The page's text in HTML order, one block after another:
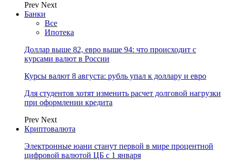
Prev Next
Банки
Все
Ипотека
Доллар выше 82, евро выше 94: что происходит с
курсами валют в России
Курсы валют 8 августа: рубль упал к доллару и евро
Для студентов хотят изменить расчет долговой нагрузки
при оформлении кредита
Prev Next
Криптовалюта
Электронные юани станут первой в мире процентной
цифровой валютой ЦБ с 1 января